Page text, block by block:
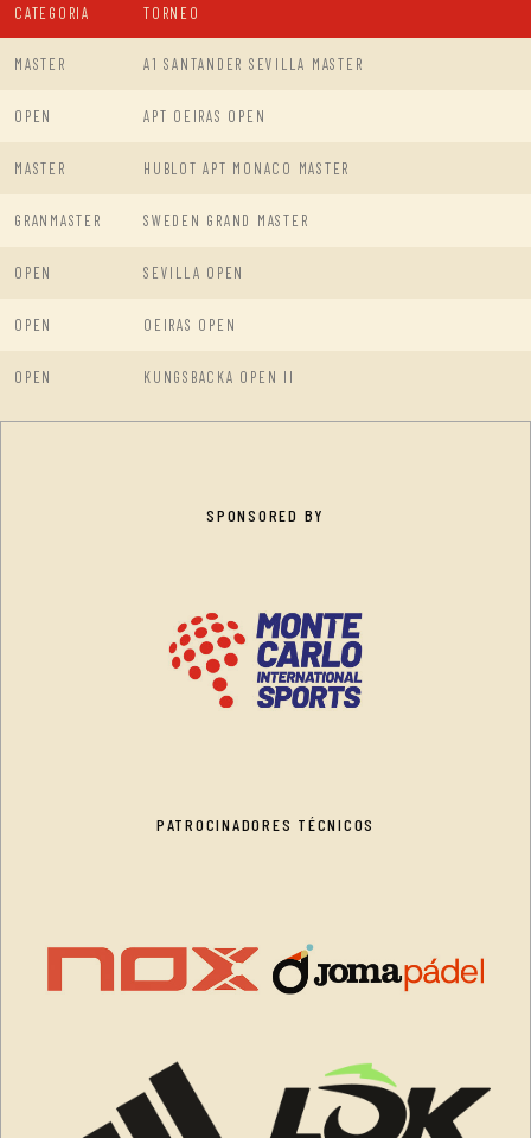
CATEGORIA TORNEO
MASTER A1 SANTANDER SEVILLA MASTER
OPEN APT OEIRAS OPEN
MASTER HUBLOT APT MONACO MASTER
GRANMASTER SWEDEN GRAND MASTER
OPEN SEVILLA OPEN
OPEN OEIRAS OPEN
OPEN KUNGSBACKA OPEN II
SPONSORED BY
PATROCINADORES TÉCNICOS